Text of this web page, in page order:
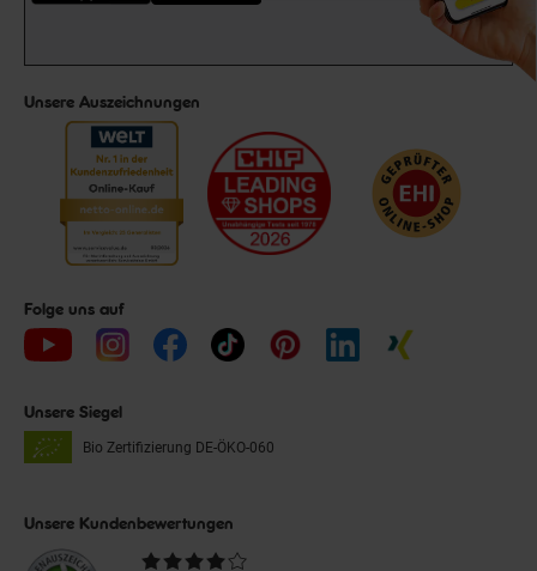
Unsere Auszeichnungen
Folge uns auf
Unsere Siegel
Bio Zertifizierung DE-ÖKO-060
Unsere Kundenbewertungen
Durchschnittliche